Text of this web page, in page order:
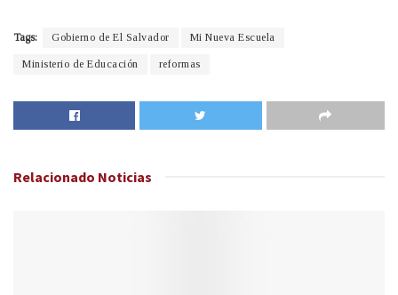
Tags: Gobierno de El Salvador Mi Nueva Escuela
Ministerio de Educación reformas
Relacionado Noticias